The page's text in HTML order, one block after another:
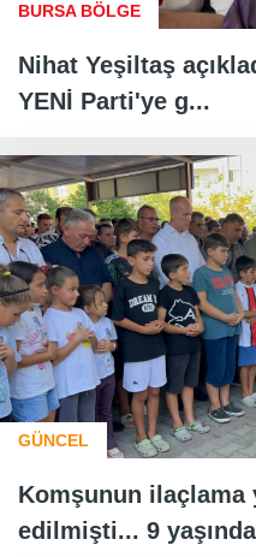
BURSA BÖLGE
Nihat Yeşiltaş
YENİ Parti'ye g...
GÜNCEL
Komşunun ilaçlama
edilmişti... 9